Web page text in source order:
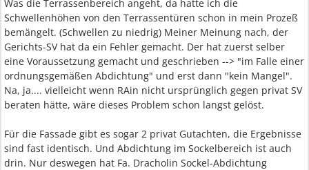
Was die Terrassenbereich angeht, da hatte ich die
Schwellenhöhen von den Terrassentüren schon in mein Prozeß
bemängelt. (Schwellen zu niedrig) Meiner Meinung nach, der
Gerichts-SV hat da ein Fehler gemacht. Der hat zuerst selber
eine Voraussetzung gemacht und geschrieben --> "im Falle einer
ordnungsgemäßen Abdichtung" und erst dann "kein Mangel".
Na, ja.... vielleicht wenn RAin nicht ursprünglich gegen privat SV
beraten hätte, wäre dieses Problem schon langst gelöst.
Für die Fassade gibt es sogar 2 privat Gutachten, die Ergebnisse
sind fast identisch. Und Abdichtung im Sockelbereich ist auch
drin. Nur deswegen hat Fa. Dracholin Sockel-Abdichtung